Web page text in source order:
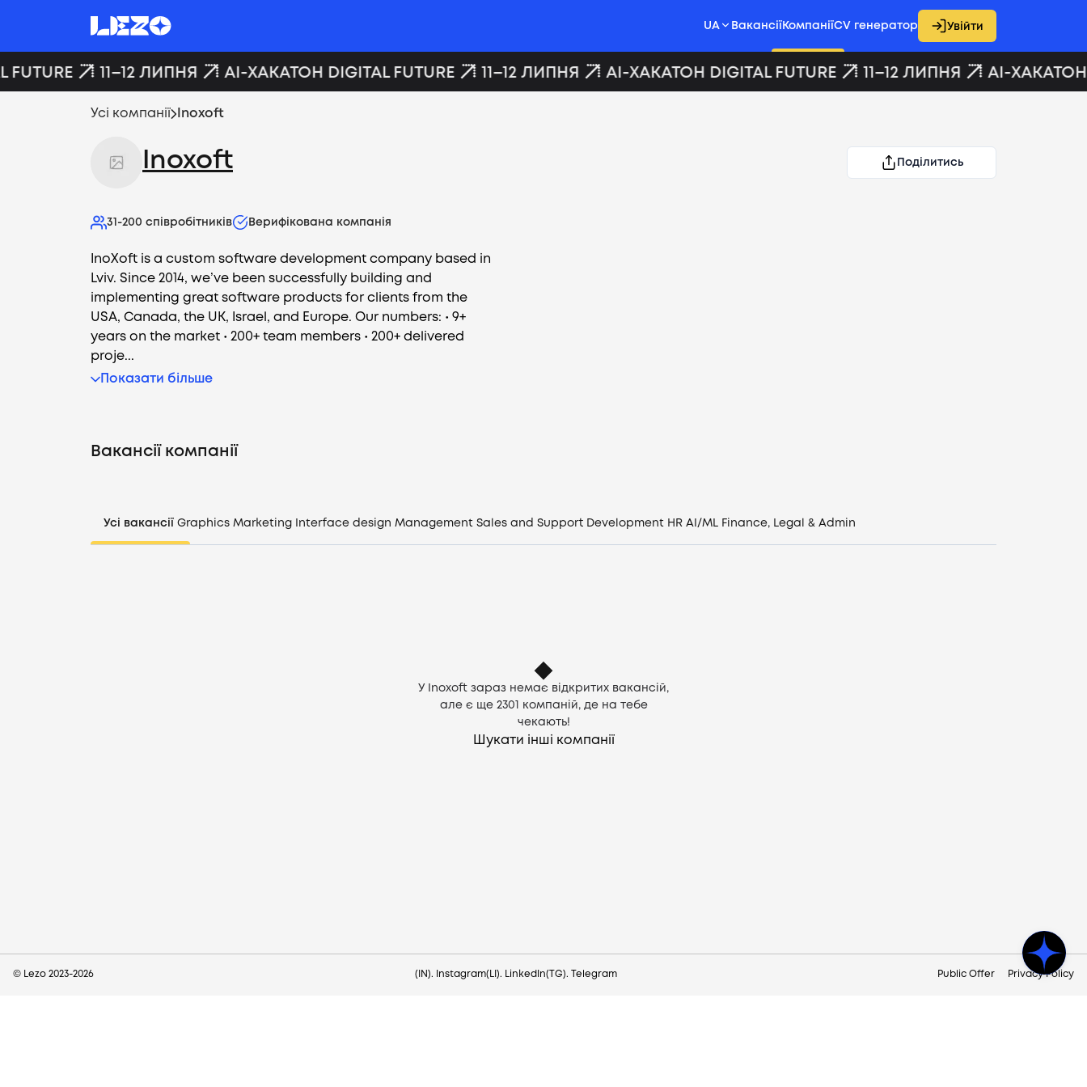
Увійти
UA Вакансії КомпаніїCV генератор Увійти
11–12 ЛИПНЯ AI-ХАКАТОН DIGITAL FUTURE 11–12 ЛИПНЯ AI-ХАКАТОН DIGITAL FUTURE 11–12 ЛИПНЯ AI-ХАКАТОН
Усі компанії Inoxoft
Inoxoft Поділитись
31-200 співробітників Верифікована компанія
InoXoft is a custom software development company based in
Lviv. Since 2014, we’ve been successfully building and
implementing great software products for clients from the
USA, Canada, the UK, Israel, and Europe. Our numbers: • 9+
years on the market • 200+ team members • 200+ delivered
proje...
Показати більше
Вакансії компанії
Усі вакансії Graphics Marketing Interface design Management Sales and Support Development HR AI/ML Finance, Legal & Admin
У Inoxoft зараз немає відкритих вакансій,
але є ще 2301
компаній, де на тебе
чекають!
Шукати інші компанії
© Lezo 2023-2026 (IN). Instagram(LI). LinkedIn(TG). Telegram Public Offer Privacy Policy